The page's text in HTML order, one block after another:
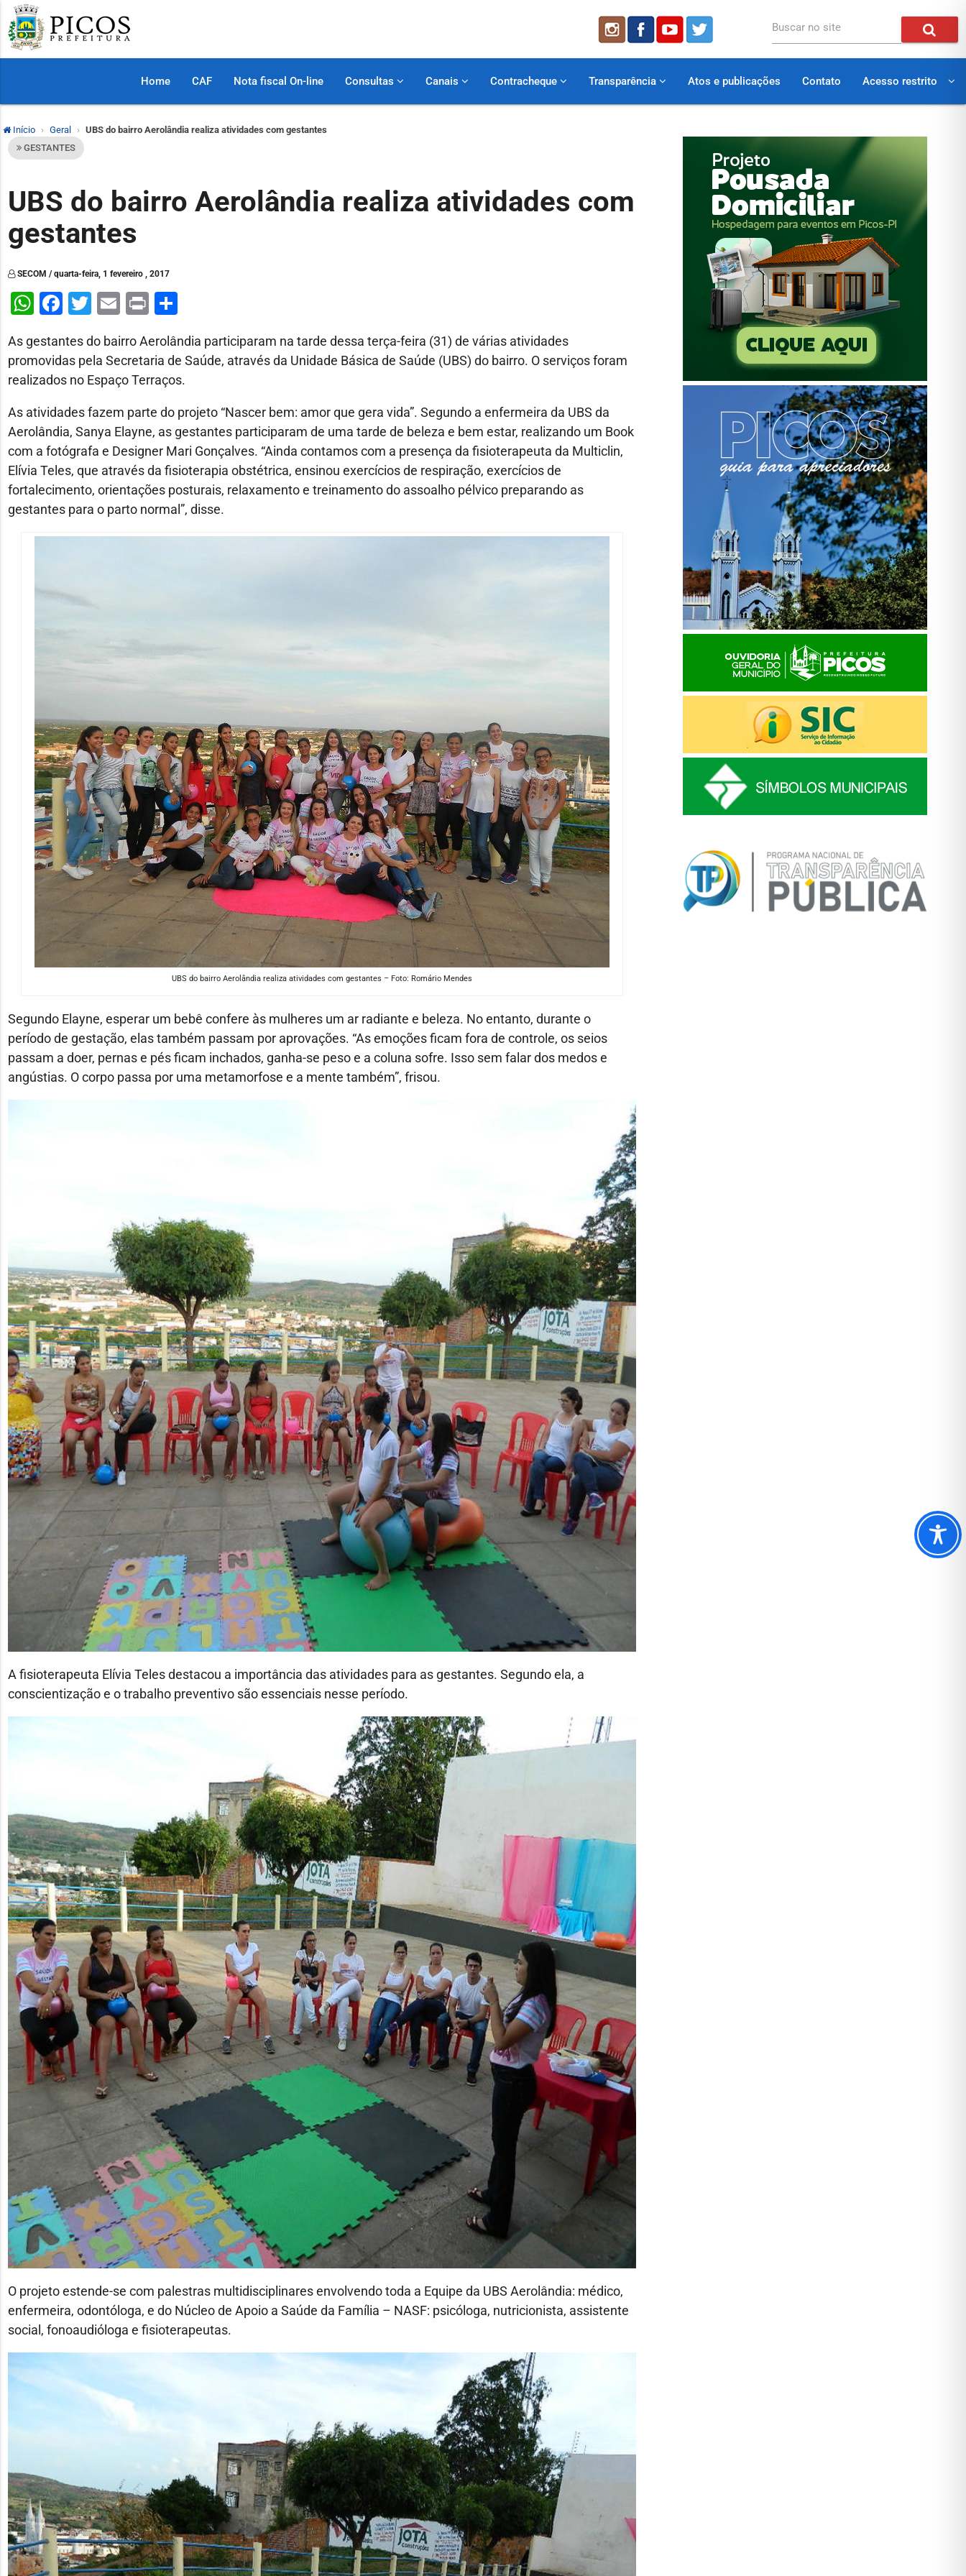
Buscar no site
Home CAF Nota fiscal On-line Consultas Canais Contracheque Transparência Atos e publicações Contato Acesso restrito
Início Geral
UBS do bairro Aerolândia realiza atividades com gestantes
GESTANTES
UBS do bairro Aerolândia realiza atividades com
gestantes
SECOM / quarta-feira, 1 fevereiro , 2017
WhatsApp
Facebook
Twitter
Email
Print
As gestantes do bairro Aerolândia participaram na tarde dessa terça-feira (31) de várias atividades
promovidas pela Secretaria de Saúde, através da Unidade Básica de Saúde (UBS) do bairro. O serviços foram
realizados no Espaço Terraços.
As atividades fazem parte do projeto “Nascer bem: amor que gera vida”. Segundo a enfermeira da UBS da
Aerolândia, Sanya Elayne, as gestantes participaram de uma tarde de beleza e bem estar, realizando um Book
com a fotógrafa e Designer Mari Gonçalves. “Ainda contamos com a presença da fisioterapeuta da Multiclin,
Elívia Teles, que através da fisioterapia obstétrica, ensinou exercícios de respiração, exercícios de
fortalecimento, orientações posturais, relaxamento e treinamento do assoalho pélvico preparando as
gestantes para o parto normal”, disse.
UBS do bairro Aerolândia realiza atividades com gestantes – Foto: Romário Mendes
Segundo Elayne, esperar um bebê confere às mulheres um ar radiante e beleza. No entanto, durante o
período de gestação, elas também passam por aprovações. “As emoções ficam fora de controle, os seios
passam a doer, pernas e pés ficam inchados, ganha-se peso e a coluna sofre. Isso sem falar dos medos e
angústias. O corpo passa por uma metamorfose e a mente também”, frisou.
A fisioterapeuta Elívia Teles destacou a importância das atividades para as gestantes. Segundo ela, a
conscientização e o trabalho preventivo são essenciais nesse período.
O projeto estende-se com palestras multidisciplinares envolvendo toda a Equipe da UBS Aerolândia: médico,
enfermeira, odontóloga, e do Núcleo de Apoio a Saúde da Família – NASF: psicóloga, nutricionista, assistente
social, fonoaudióloga e fisioterapeutas.